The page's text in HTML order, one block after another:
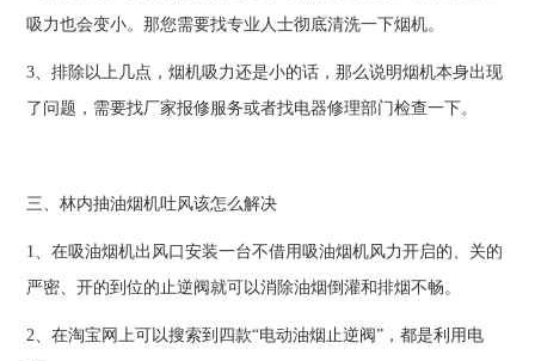
吸力也会变小。那您需要找专业人士彻底清洗一下烟机。
3、排除以上几点，烟机吸力还是小的话，那么说明烟机本身出现
了问题，需要找厂家报修服务或者找电器修理部门检查一下。
三、林内抽油烟机吐风该怎么解决
1、在吸油烟机出风口安装一台不借用吸油烟机风力开启的、关的
严密、开的到位的止逆阀就可以消除油烟倒灌和排烟不畅。
2、在淘宝网上可以搜索到四款“电动油烟止逆阀”，都是利用电